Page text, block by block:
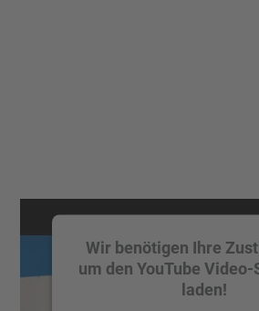
Wir benötigen Ihre
um den YouTube Video-
laden!